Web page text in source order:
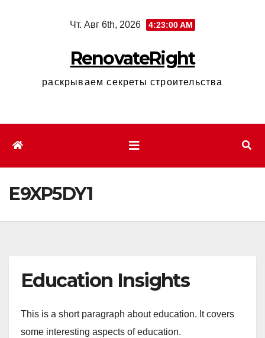
Чт. Авг 6th, 2026 4:23:01 AM
RenovateRight
раскрываем секреты строительства
E9XP5DY1
Education Insights
This is a short paragraph about education. It covers
some interesting aspects of education.